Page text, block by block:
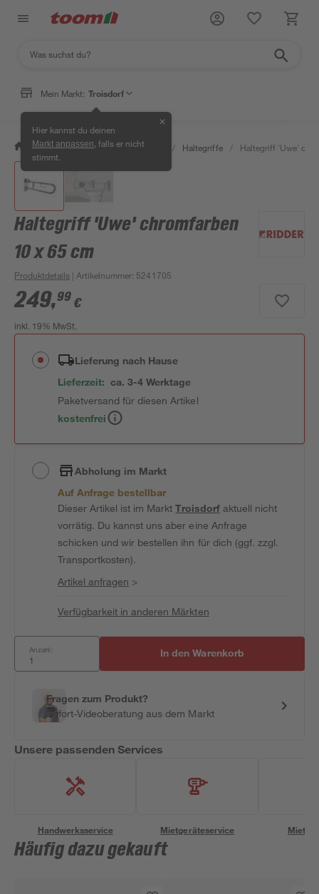
Mein Markt: Troisdorf
Hier kannst du deinen
Markt anpassen , falls er nicht
stimmt.
✕
/ Bad & Sanitär / Badsicherheit / Haltegriffe / Haltegriff 'Uwe'
Haltegriff 'Uwe' chromfarben
10 x 65 cm
Produktdetails | Artikelnummer: 5241705
249,99 €
inkl. 19% MwSt.
Lieferung nach Hause
Lieferzeit: ca. 3-4 Werktage
Paketversand für diesen Artikel
kostenfrei
Abholung im Markt
Auf Anfrage bestellbar
Dieser Artikel ist im MarktTroisdorfaktuell nicht
vorrätig. Du kannst uns aber eine Anfrage
schicken und wir bestellen ihn für dich (ggf. zzgl.
Transportkosten).
Artikel anfragen >
Verfügbarkeit in anderen Märkten
Anzahl: In den Warenkorb
Fragen zum Produkt?
Sofort-Videoberatung aus dem Markt
Unsere passenden Services
Handwerksservice Mietgeräteservice
Häufig dazu gekauft